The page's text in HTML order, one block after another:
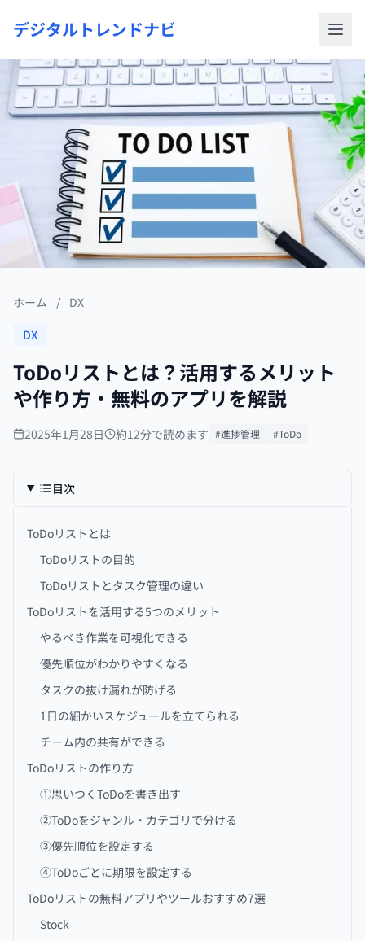
デジタルトレンドナビ
ホーム / DX
DX
ToDoリストとは？活用するメリット
や作り方・無料のアプリを解説
2025年1月28日 約12分で読めます #進捗管理 #ToDo
目次
ToDoリストとは
ToDoリストの目的
ToDoリストとタスク管理の違い
ToDoリストを活用する5つのメリット
やるべき作業を可視化できる
優先順位がわかりやすくなる
タスクの抜け漏れが防げる
1日の細かいスケジュールを立てられる
チーム内の共有ができる
ToDoリストの作り方
①思いつくToDoを書き出す
②ToDoをジャンル・カテゴリで分ける
③優先順位を設定する
④ToDoごとに期限を設定する
ToDoリストの無料アプリやツールおすすめ7選
Stock